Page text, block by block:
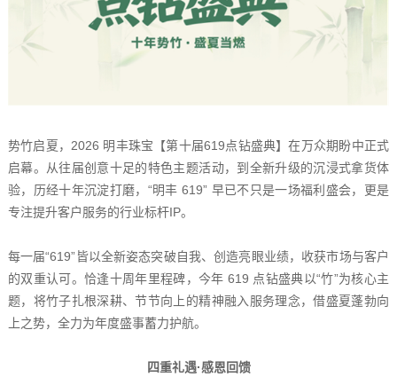
势竹启夏，2026 明丰珠宝【第十届619点钻盛典】在万众期盼中正式
启幕。从往届创意十足的特色主题活动，到全新升级的沉浸式拿货体
验，历经十年沉淀打磨，“明丰 619” 早已不只是一场福利盛会，更是
专注提升客户服务的行业标杆IP。
每一届“619”皆以全新姿态突破自我、创造亮眼业绩，收获市场与客户
的双重认可。恰逢十周年里程碑，今年 619 点钻盛典以“竹”为核心主
题，将竹子扎根深耕、节节向上的精神融入服务理念，借盛夏蓬勃向
上之势，全力为年度盛事蓄力护航。
四重礼遇·感恩回馈